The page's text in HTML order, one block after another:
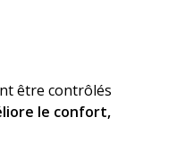
être contrôlés
le confort,